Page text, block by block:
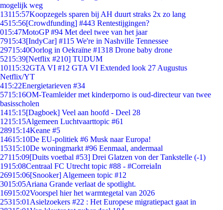
mogelijk weg
13115:57Koopzegels sparen bij AH duurt straks 2x zo lang
4515:56[Crowdfunding] #443 Rentestijgingen?
015:47MotoGP #94 Met deel twee van het jaar
7915:43[IndyCar] #115 We're in Nashville Tennessee
29715:40Oorlog in Oekraïne #1318 Drone baby drone
5215:39[Netflix #210] TUDUM
10115:32GTA VI #12 GTA VI Extended look 27 Augustus
Netflix/YT
415:22Energietarieven #34
5715:16OM-Teamleider met kinderporno is oud-directeur van twee
basisscholen
1415:15[Dagboek] Veel aan hoofd - Deel 28
1215:15Algemeen Luchtvaarttopic #61
28915:14Keane #5
14615:10De EU-politiek #6 Musk naar Europa!
15315:10De woningmarkt #96 Eenmaal, andermaal
27115:09[Duits voetbal #53] Drei Glatzen von der Tankstelle (-1)
1915:08Centraal FC Utrecht topic #88 - #CorreiaIn
26915:06[Snooker] Algemeen topic #12
3015:05Ariana Grande verlaat de spotlight.
16915:02Voorspel hier het warmtegetal van 2026
25315:01 Asielzoekers #22 : Het Europese migratiepact gaat in